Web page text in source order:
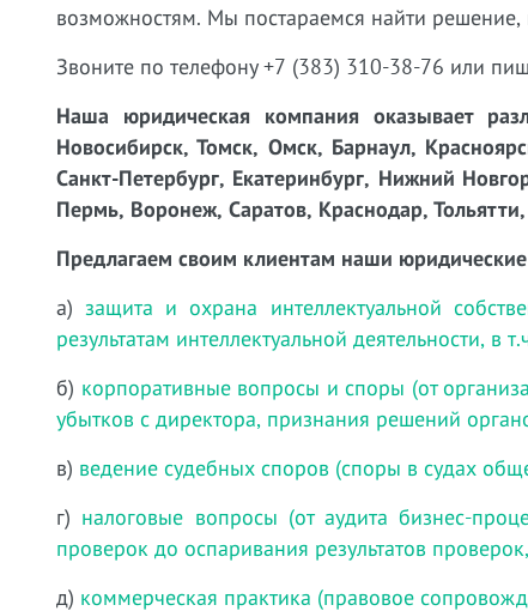
возможностям. Мы постараемся найти
Звоните по телефону +7 (383) 310-38-76 или
Наша юридическая компания оказывает
Новосибирск, Томск, Омск, Барнаул,
Санкт-Петербург, Екатеринбург, Нижний
Пермь, Воронеж, Саратов, Краснодар,
Предлагаем своим клиентам наши
а)защита и охрана интеллектуальной
результатам интеллектуальной деятельности,
б) корпоративные вопросы и споры (от
убытков с директора, признания решений
в) ведение судебных споров (споры в судах
г) налоговые вопросы (от аудита бизнес-
проверок до оспаривания результатов
д) коммерческая практика (правовое